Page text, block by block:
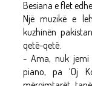
Besiana e flet
Një muzikë e
kuzhinën
qetë-qetë.
- Ama, nuk jemi
piano, pa ‘Oj